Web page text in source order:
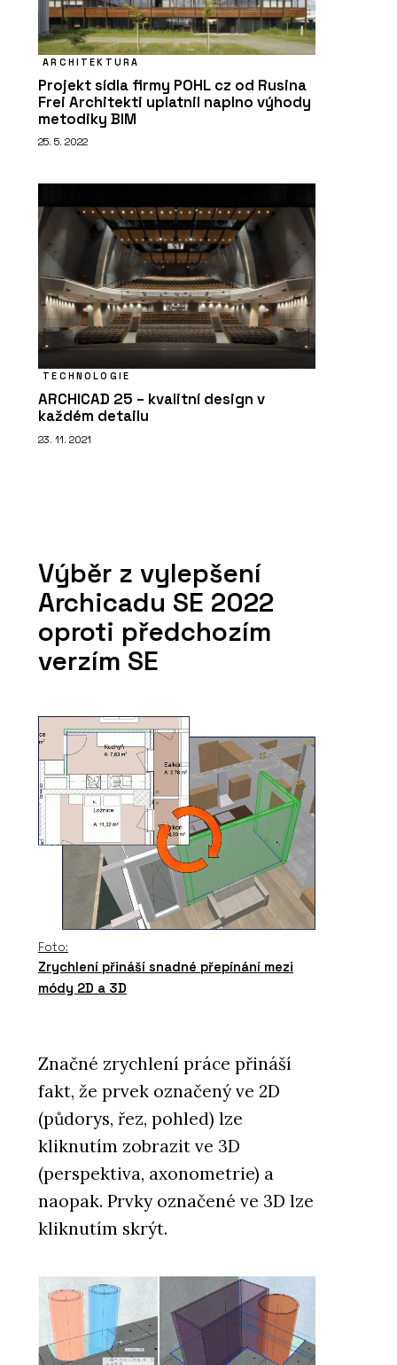
ARCHITEKTURA
Projekt sídla firmy POHL cz od Rusina
Frei Architekti uplatnil naplno výhody
metodiky BIM
25. 5. 2022
TECHNOLOGIE
ARCHICAD 25 – kvalitní design v
každém detailu
23. 11. 2021
Výběr z vylepšení
Archicadu SE 2022
oproti předchozím
verzím SE
Foto:
Zrychlení přináší snadné přepínání mezi
módy 2D a 3D
Značné zrychlení práce přináší
fakt, že prvek označený ve 2D
(půdorys, řez, pohled) lze
kliknutím zobrazit ve 3D
(perspektiva, axonometrie) a
naopak. Prvky označené ve 3D lze
kliknutím skrýt.